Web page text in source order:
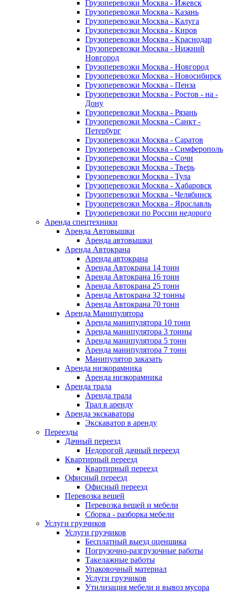
Грузоперевозки Москва - Ижевск
Грузоперевозки Москва - Казань
Грузоперевозки Москва - Калуга
Грузоперевозки Москва - Киров
Грузоперевозки Москва - Краснодар
Грузоперевозки Москва - Нижний
Новгород
Грузоперевозки Москва - Новгород
Грузоперевозки Москва - Новосибирск
Грузоперевозки Москва - Пенза
Грузоперевозки Москва - Ростов - на -
Дону
Грузоперевозки Москва - Рязань
Грузоперевозки Москва - Санкт -
Петербург
Грузоперевозки Москва - Саратов
Грузоперевозки Москва - Симферополь
Грузоперевозки Москва - Сочи
Грузоперевозки Москва - Тверь
Грузоперевозки Москва - Тула
Грузоперевозки Москва - Хабаровск
Грузоперевозки Москва - Челябинск
Грузоперевозки Москва - Ярославль
Грузоперевозки по России недорого
Аренда спецтехники
Аренда Автовышки
Аренда автовышки
Аренда Автокрана
Аренда автокрана
Аренда Автокрана 14 тонн
Аренда Автокрана 16 тонн
Аренда Автокрана 25 тонн
Аренда Автокрана 32 тонны
Аренда Автокрана 70 тонн
Аренда Манипулятора
Аренда манипулятора 10 тонн
Аренда манипулятора 3 тонны
Аренда манипулятора 5 тонн
Аренда манипулятора 7 тонн
Манипулятор заказать
Аренда низкорамника
Аренда низкорамника
Аренда трала
Аренда трала
Трал в аренду
Аренда экскаватора
Экскаватор в аренду
Переезды
Дачный переезд
Недорогой дачный переезд
Квартирный переезд
Квартирный переезд
Офисный переезд
Офисный переезд
Перевозка вещей
Перевозка вещей и мебели
Сборка - разборка мебели
Услуги грузчиков
Услуги грузчиков
Бесплатный выезд оценщика
Погрузочно-разгрузочные работы
Такелажные работы
Упаковочный материал
Услуги грузчиков
Утилизация мебели и вывоз мусора